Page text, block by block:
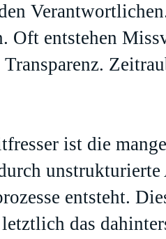
Oft entstehen
Transparenz.
ist die
entsteht.
das